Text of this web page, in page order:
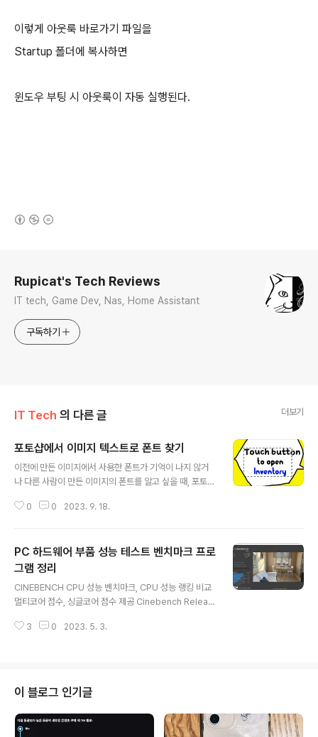
이렇게 아웃룩 바로가기 파일을
Startup 폴더에 복사하면
윈도우 부팅 시 아웃룩이 자동 실행된다.
Rupicat's Tech Reviews
IT tech, Game Dev, Nas, Home Assistant
구독하기
IT Tech 의 다른 글 더보기
포토샵에서 이미지 텍스트로 폰트 찾기
이전에 만든 이미지에서 사용한 폰트가 기억이 나지 않거
나 다른 사람이 만든 이미지의 폰트를 알고 싶을 때, 포토샵
레이어에 이미지를 넣고 선택 툴로 이미지에서 텍스트 영
사한 폰트들을 추천해준다. 폰트 미리보기로 확인하고 폰
트를 선택해서 내려 받기 버튼(구름 아이콘)을 누르면 포토
샵에 폰트가 설치되어 바로 사용 가능하다. 단 검색되는 폰
트는 어도비에서 제공하는 폰트이다.
0 0 2023. 9. 18.
PC 하드웨어 부품 성능 테스트 벤치마크 프로
그램 정리
CINEBENCH CPU 성능 벤치마크, CPU 성능 랭킹 비교
멀티코어 점수, 싱글코어 점수 제공 Cinebench Releas
modeling, simulation and animation, ZBrush and
보, 벤치마크, 스트레스 테스트 메인보드, 메모리 정보 제공
CPU-Z | Softwares | CPUID CPU-Z is a freeware
that gathers in..
3 0 2023. 5. 3.
이 블로그 인기글